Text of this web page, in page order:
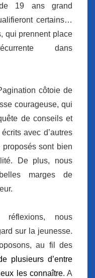
19 ans grand
certains…
qui prennent place
dans
côtoie de
courageuse, qui
de conseils et
avec d’autres
sont bien
De plus, nous
marges de
nous
sur la jeunesse.
au fil des
plusieurs d’entre
les connaître. A